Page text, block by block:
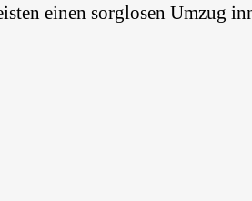
einen sorglosen Umzug